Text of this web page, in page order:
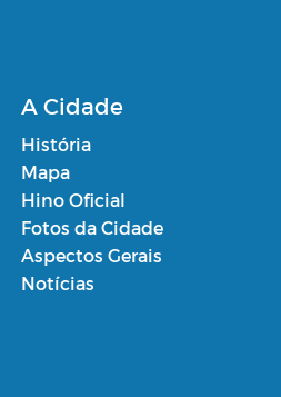
A Cidade
História
Mapa
Hino Oficial
Fotos da Cidade
Aspectos Gerais
Notícias